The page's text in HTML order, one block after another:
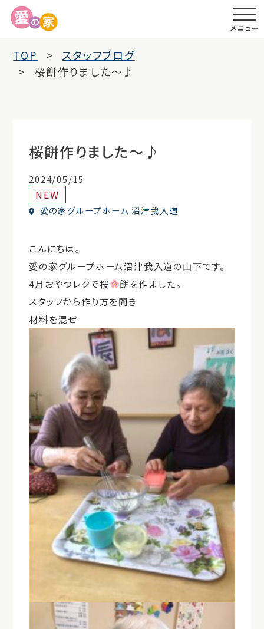
メニュー
TOP
スタッフブログ
桜餅作りました～♪
桜餅作りました～♪
2024/05/15
NEW
愛の家グループホーム 沼津我入道
こんにちは。
愛の家グループホーム沼津我入道の山下です。
4月おやつレクで桜
餅を作ました。
スタッフから作り方を聞き
材料を混ぜ